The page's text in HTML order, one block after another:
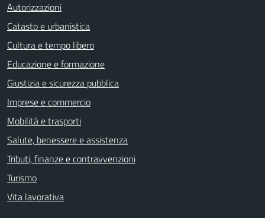
Autorizzazioni
Catasto e urbanistica
Cultura e tempo libero
Educazione e formazione
Giustizia e sicurezza pubblica
Imprese e commercio
Mobilità e trasporti
Salute, benessere e assistenza
Tributi, finanze e contravvenzioni
Turismo
Vita lavorativa